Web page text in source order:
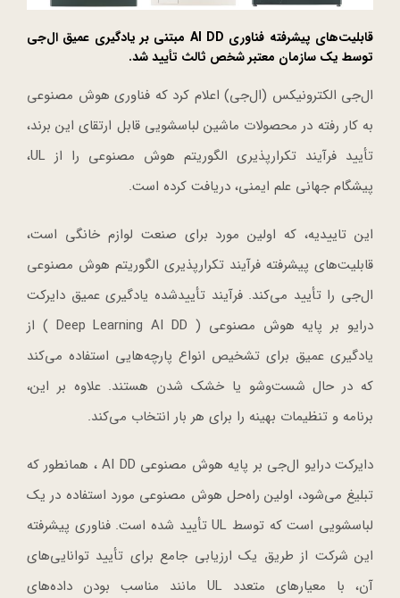
قابلیت‌های پیشرفته فناوری AI DD مبتنی بر یادگیری عمیق ال‌جی
توسط یک سازمان معتبر شخص ثالث تأیید شد.
ال‌جی الکترونیکس (ال‌جی) اعلام کرد که فناوری هوش مصنوعی
به کار رفته در محصولات ماشین لباسشویی قابل ارتقای این برند،
تأیید فرآیند تکرارپذیری الگوریتم هوش مصنوعی را از UL،
پیشگام جهانی علم ایمنی، دریافت کرده است.
این تاییدیه، که اولین مورد برای صنعت لوازم خانگی است،
قابلیت‌های پیشرفته فرآیند تکرارپذیری الگوریتم هوش مصنوعی
ال‌جی را تأیید می‌کند. فرآیند تأییدشده یادگیری عمیق دایرکت
درایو بر پایه هوش مصنوعی ( Deep Learning AI DD ) از
یادگیری عمیق برای تشخیص انواع پارچه‌هایی استفاده می‌کند
که در حال شست‌وشو یا خشک شدن هستند. علاوه بر این،
برنامه و تنظیمات بهینه را برای هر بار انتخاب می‌کند.
دایرکت درایو ال‌جی بر پایه هوش مصنوعی AI DD ، همانطور که
تبلیغ می‌شود، اولین راه‌حل هوش مصنوعی مورد استفاده در یک
لباسشویی است که توسط UL تأیید شده است. فناوری پیشرفته
این شرکت از طریق یک ارزیابی جامع برای تأیید توانایی‌های
آن، با معیارهای متعدد UL مانند مناسب بودن داده‌های